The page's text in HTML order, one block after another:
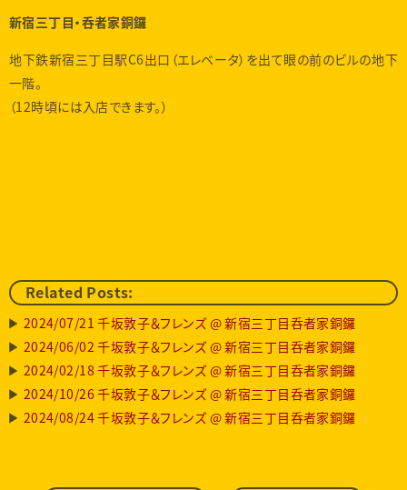
新宿三丁目・呑者家銅鑼
地下鉄新宿三丁目駅C6出口（エレベータ）を出て眼の前のビルの地下
一階。
（12時頃には入店できます。）
Related Posts:
2024/07/21 千坂敦子＆フレンズ @ 新宿三丁目呑者家銅鑼
2024/06/02 千坂敦子＆フレンズ @ 新宿三丁目呑者家銅鑼
2024/02/18 千坂敦子＆フレンズ @ 新宿三丁目呑者家銅鑼
2024/10/26 千坂敦子＆フレンズ @ 新宿三丁目呑者家銅鑼
2024/08/24 千坂敦子＆フレンズ @ 新宿三丁目呑者家銅鑼